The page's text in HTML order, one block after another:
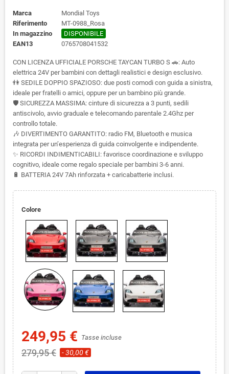
Marca
Mondial Toys
Riferimento
MT-0988_Rosa
In magazzino
DISPONIBILE
EAN13
0765708041532
CON LICENZA UFFICIALE PORSCHE TAYCAN TURBO S 🚗: Auto
elettrica 24V per bambini con dettagli realistici e design esclusivo.
👫 SEDILE DOPPIO SPAZIOSO: due posti comodi con guida a sinistra,
ideale per fratelli o amici, oppure per un bambino più grande.
🛡️ SICUREZZA MASSIMA: cinture di sicurezza a 3 punti, sedili
antiscivolo, avvio graduale e telecomando parentale 2.4Ghz per
controllo totale.
🎶 DIVERTIMENTO GARANTITO: radio FM, Bluetooth e musica
integrata per un’esperienza di guida coinvolgente e indipendente.
✨ RICORDI INDIMENTICABILI: favorisce coordinazione e sviluppo
cognitivo, ideale come regalo speciale per bambini 3-6 anni.
🔋 BATTERIA 24V 7Ah rinforzata + caricabatterie inclusi.
Colore
249,95 € Tasse incluse
279,95 € - 30,00 €